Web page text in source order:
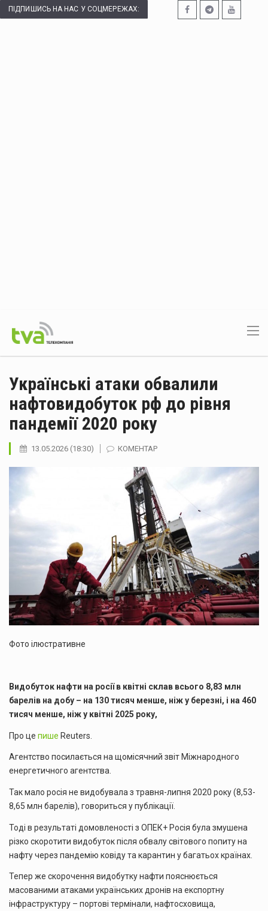
ПІДПИШИСЬ НА НАС У СОЦМЕРЕЖАХ:
Українські атаки обвалили
нафтовидобуток рф до рівня
пандемії 2020 року
13.05.2026 (18:30) КОМЕНТАР
Фото ілюстративне
Видобуток нафти на росії в квітні склав всього 8,83 млн
барелів на добу – на 130 тисяч менше, ніж у березні, і на 460
тисяч менше, ніж у квітні 2025 року,
Про це пише Reuters.
Агентство посилається на щомісячний звіт Міжнародного
енергетичного агентства.
Так мало росія не видобувала з травня-липня 2020 року (8,53-
8,65 млн барелів), говориться у публікації.
Тоді в результаті домовленості з ОПЕК+ Росія була змушена
різко скоротити видобуток після обвалу світового попиту на
нафту через пандемію ковіду та карантин у багатьох країнах.
Тепер же скорочення видобутку нафти пояснюється
масованими атаками українських дронів на експортну
інфраструктуру – портові термінали, нафтосховища,